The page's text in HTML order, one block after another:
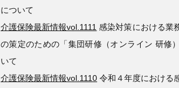
について
介護保険最新情報vol.1111 感染対策における業
の策定のための「集団研修（オンライン 研修
いて
介護保険最新情報vol.1110 令和４年度における